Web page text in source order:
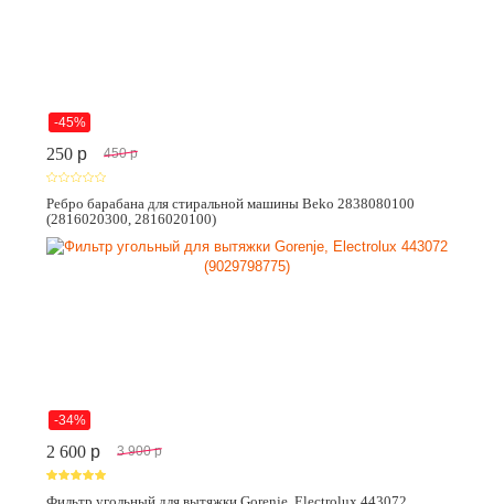
-45%
250 p 450 p
Ребро барабана для стиральной машины Beko 2838080100
(2816020300, 2816020100)
-34%
2 600 p 3 900 p